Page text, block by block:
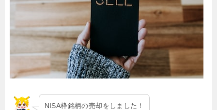
NISA枠銘柄の売却をしました！